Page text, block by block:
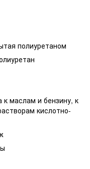
полиуретаном
маслам и бензину, к
кислотно-